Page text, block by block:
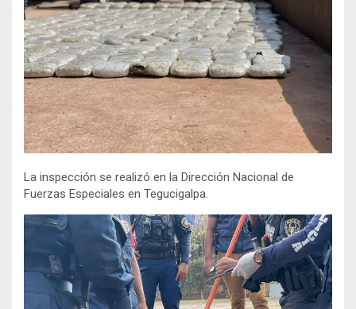
La inspección se realizó en la Dirección Nacional de
Fuerzas Especiales en Tegucigalpa.